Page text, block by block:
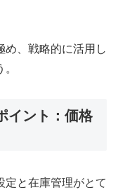
め、戦略的に活用し
イント：価格
定と在庫管理がとて